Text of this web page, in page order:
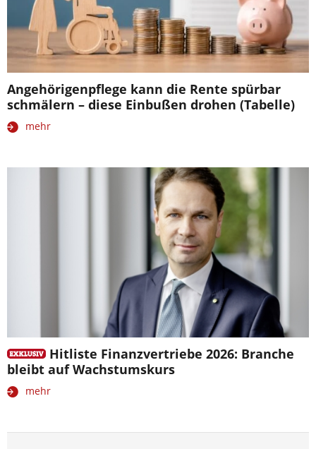
Angehörigenpflege kann die Rente spürbar
schmälern – diese Einbußen drohen (Tabelle)
mehr
Hitliste Finanzvertriebe 2026: Branche
bleibt auf Wachstumskurs
mehr